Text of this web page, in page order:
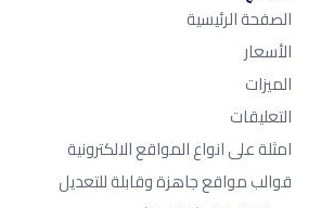
الصفحة الرئيسية
الأسعار
الميزات
التعليقات
امثلة على انواع المواقع الالكترونية
قوالب مواقع جاهزة وقابلة للتعديل